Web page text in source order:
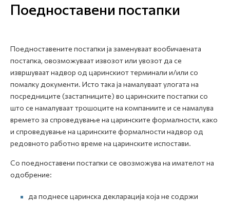
Физички лица
Е-Царина
Медиа центар
Контакт
Е-Весник
Поедноставени постапки
Поедноставените постапки ја заменуваат вообичаената
постапка, овозможуваат извозот или увозот да се
извршуваат надвор од царинскиот терминали и/или со
помалку документи. Исто така ја намалуваат улогата на
посредниците (застапниците) во царинските постапки со
што се намалуваат трошоците на компаниите и се намалува
времето за спроведување на царинските формалности, како
и спроведување на царинските формалности надвор од
редовното работно време на царинските испостави.
Со поедноставени постапки се овозможува на имателот на
одобрение:
да поднесе царинска декларација која не содржи